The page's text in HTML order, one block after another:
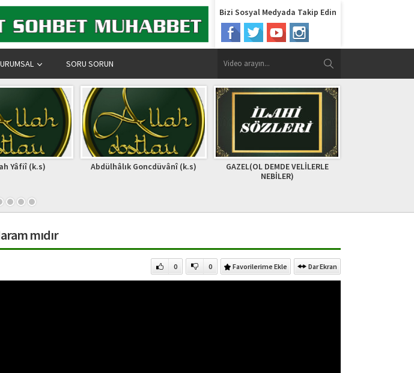
Bizi Sosyal Medyada Takip Edin
SORU SORUN
Goncdüvânî (k.s)
GAZEL(OL DEMDE VELİLERLE
5 Şey Gelmeden Önce 5 Şeyin
Kıymetini Bilin
mıdır
0 0 Favorilerime Ekle Dar Ekran